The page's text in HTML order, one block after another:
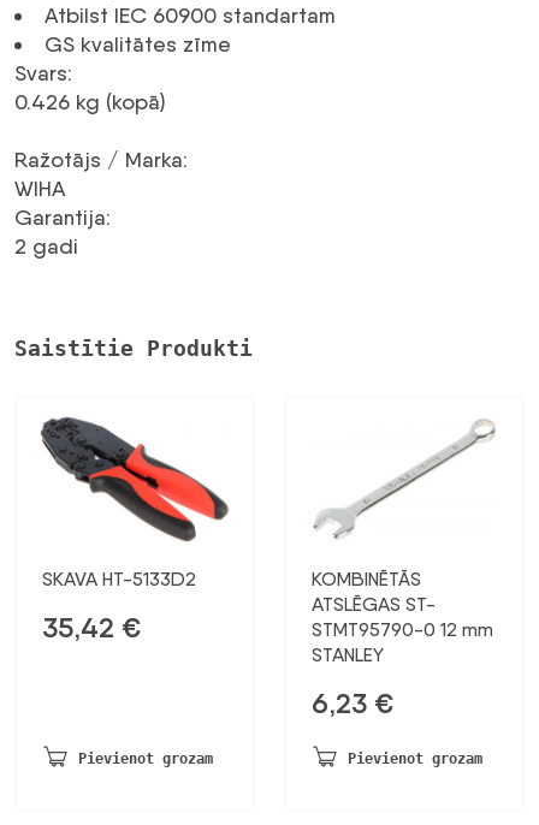
Atbilst IEC 60900 standartam
GS kvalitātes zīme
Svars:
0.426 kg (kopā)
Ražotājs / Marka:
WIHA
Garantija:
2 gadi
Saistītie Produkti
SKAVA HT-5133D2
35,42 €
Pievienot grozam
KOMBINĒTĀS
ATSLĒGAS ST-
STMT95790-0 12 mm
STANLEY
6,23 €
Pievienot grozam